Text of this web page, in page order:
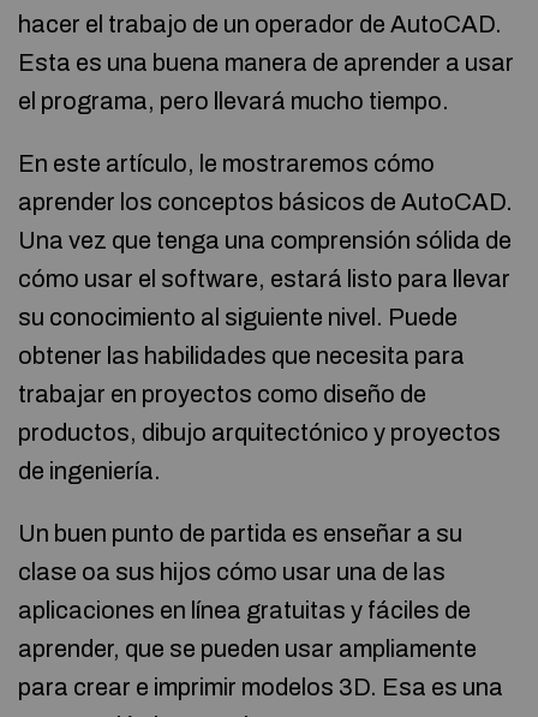
hacer el trabajo de un operador de AutoCAD.
Esta es una buena manera de aprender a usar
el programa, pero llevará mucho tiempo.
En este artículo, le mostraremos cómo
aprender los conceptos básicos de AutoCAD.
Una vez que tenga una comprensión sólida de
cómo usar el software, estará listo para llevar
su conocimiento al siguiente nivel. Puede
obtener las habilidades que necesita para
trabajar en proyectos como diseño de
productos, dibujo arquitectónico y proyectos
de ingeniería.
Un buen punto de partida es enseñar a su
clase oa sus hijos cómo usar una de las
aplicaciones en línea gratuitas y fáciles de
aprender, que se pueden usar ampliamente
para crear e imprimir modelos 3D. Esa es una